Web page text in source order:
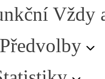
Vždy
Předvolby